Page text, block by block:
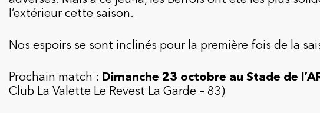
l’extérieur cette saison.
Nos espoirs se sont inclinés pour la première fois de la
Prochain match : Dimanche 23 octobre au Stade de
Club La Valette Le Revest La Garde – 83)